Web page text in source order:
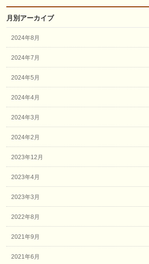
月別アーカイブ
2024年8月
2024年7月
2024年5月
2024年4月
2024年3月
2024年2月
2023年12月
2023年4月
2023年3月
2022年8月
2021年9月
2021年6月